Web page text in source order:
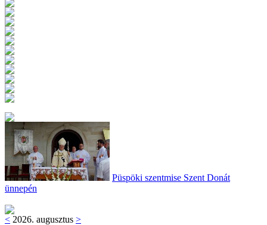
Püspöki szentmise Szent Donát
ünnepén
< 2026. augusztus >